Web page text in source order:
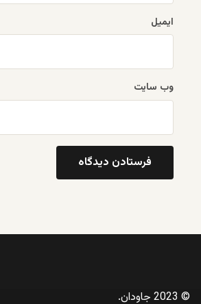
ایمیل
وب‌ سایت
© 2023 جاودان.